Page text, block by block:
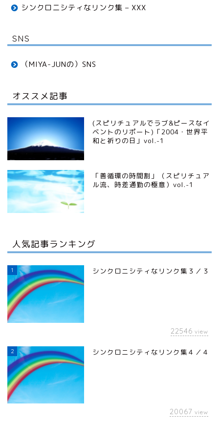
シンクロニシティなリンク集 – XXX
SNS
（MIYA-JUNの）SNS
オススメ記事
(スピリチュアルでラブ&ピースなイ
ベントのリポート)「2004・世界平
和と祈りの日」vol.-1
「善循環の時間割」（スピリチュア
ル流、時差通勤の極意）vol.-1
人気記事ランキング
1 シンクロニシティなリンク集３／３
22546 view
2 シンクロニシティなリンク集４／４
20067 view